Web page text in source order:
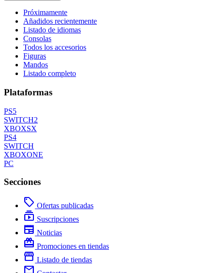
Próximamente
Añadidos recientemente
Listado de idiomas
Consolas
Todos los accesorios
Figuras
Mandos
Listado completo
Plataformas
PS5
SWITCH2
XBOXSX
PS4
SWITCH
XBOXONE
PC
Secciones
local_offer Ofertas publicadas
subscriptions Suscripciones
newspaper Noticias
redeem Promociones en tiendas
storefront Listado de tiendas
mail